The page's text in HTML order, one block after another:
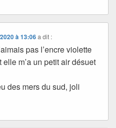
à 13:06 a dit :
pas l’encre violette
m’a un petit air désuet
des mers du sud, joli